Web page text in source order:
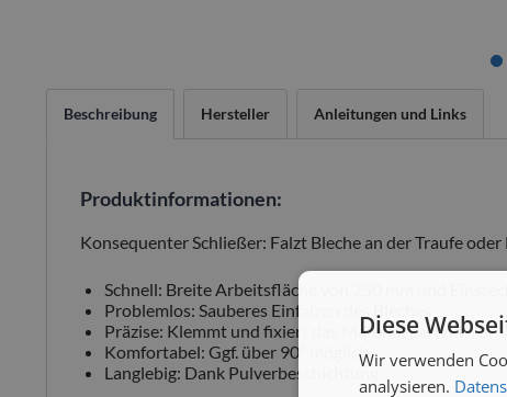
Beschreibung Hersteller Anleitungen und Links
Produktinformationen:
Konsequenter Schließer: Falzt Bleche an der Traufe oder
Schnell: Breite Arbeitsfläche von 250 mm und
Problemlos: Sauberes Einfalzen des Bleches
Präzise: Klemmt und fixiert das Material perfekt
Komfortabel: Ggf. über 90° möglich
Langlebig: Dank Pulverbeschichtung
Diese
Wir verwenden
analysieren.